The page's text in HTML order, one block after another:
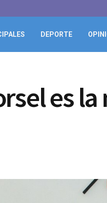
DEPORTE
es